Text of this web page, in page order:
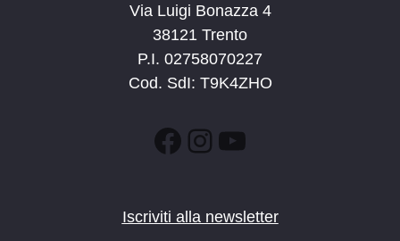
Via Luigi Bonazza 4
38121 Trento
P.I. 02758070227
Cod. SdI: T9K4ZHO
Facebook
Instagram
YouTube
Iscriviti alla newsletter